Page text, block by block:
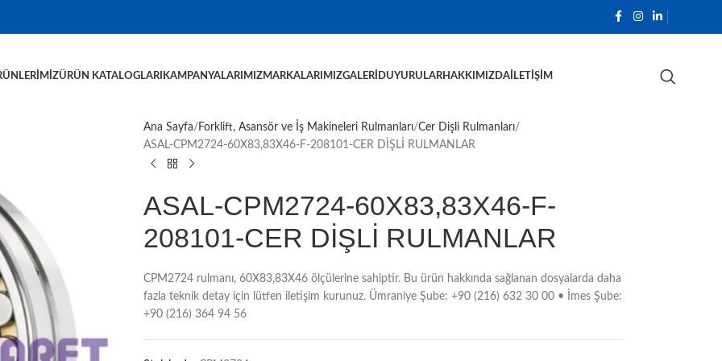
ÜRÜN KATALOGLARI KAMPANYALARIMIZMARKALARIMIZGALERI DUYURULARHAKKIMIZDA İLETIŞIM
Ana Sayfa Forklift, Asansör ve İş Makineleri Rulmanları Cer Dişli Rulmanları
ASAL-CPM2724-60X83,83X46-F-208101-CER DİŞLİ RULMANLAR
ASAL-CPM2724-60X83,83X46-F-
208101-CER DİŞLİ RULMANLAR
CPM2724 rulmanı, 60X83,83X46 ölçülerine sahiptir. Bu ürün hakkında sağlanan dosyalarda daha
fazla teknik detay için lütfen iletişim kurunuz. Ümraniye Şube: +90 (216) 632 30 00 • İmes Şube:
+90 (216) 364 94 56